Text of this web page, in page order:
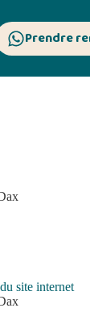
Prendre
site internet